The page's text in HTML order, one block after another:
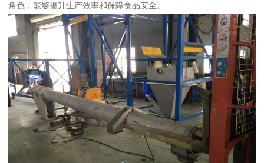
角色，能够提升生产效率和保障食品安全。